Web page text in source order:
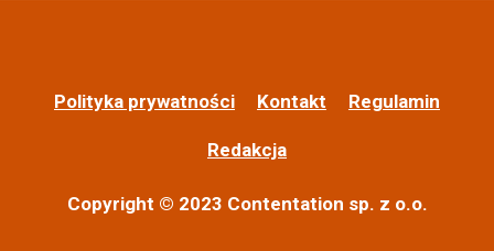
Polityka prywatności Kontakt Regulamin
Redakcja
Copyright © 2023 Contentation sp. z o.o.